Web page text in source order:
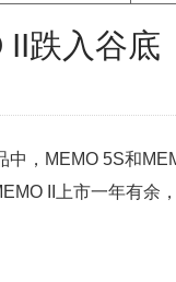
II跌入谷底
，MEMO 5S和
II上市一年有余